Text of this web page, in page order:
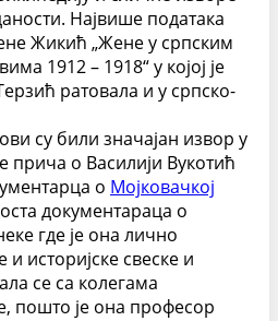
Највише података
Жикић „Жене у српским
1912 – 1918“ у којој је
ратовала и у српско-
су били значајан извор у
прича о Василији Вукотић
о Мојковачкој
документараца о
где је она лично
и историјске свеске и
се са колегама
пошто је она професор